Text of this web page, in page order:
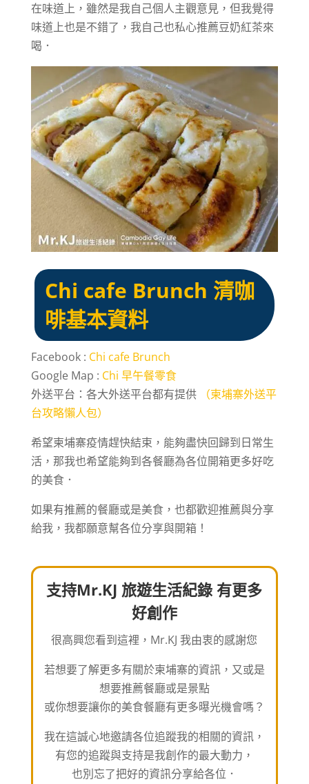
在味道上，雖然是我自己個人主觀意見，但我覺得
味道上也是不錯了，我自己也私心推薦豆奶紅茶來
喝．
Chi cafe Brunch 清咖
啡基本資料
Facebook : Chi cafe Brunch
Google Map : Chi 早午餐零食
外送平台：各大外送平台都有提供
（柬埔寨外送平
台攻略懶人包）
希望柬埔寨疫情趕快結束，能夠盡快回歸到日常生
活，那我也希望能夠到各餐廳為各位開箱更多好吃
的美食．
如果有推薦的餐廳或是美食，也都歡迎推薦與分享
給我，我都願意幫各位分享與開箱！
支持Mr.KJ 旅遊生活紀錄 有更多
好創作
很高興您看到這裡，Mr.KJ 我由衷的感謝您
若想要了解更多有關於柬埔寨的資訊，又或是
想要推薦餐廳或是景點
或你想要讓你的美食餐廳有更多曝光機會嗎？
我在這誠心地邀請各位追蹤我的相關的資訊，
有您的追蹤與支持是我創作的最大動力，
也別忘了把好的資訊分享給各位．